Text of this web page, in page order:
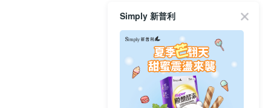
Simply 新普利